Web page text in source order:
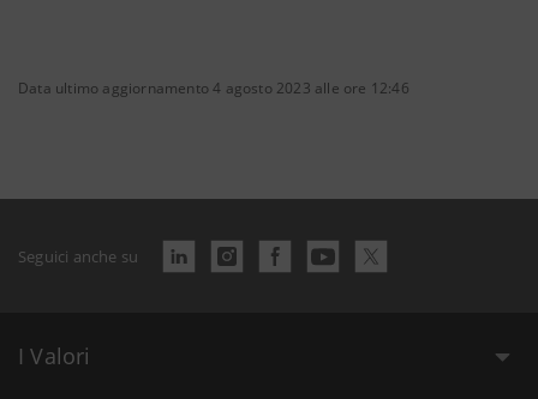
Data ultimo aggiornamento 4 agosto 2023 alle ore 12:46
Seguici anche su
I Valori